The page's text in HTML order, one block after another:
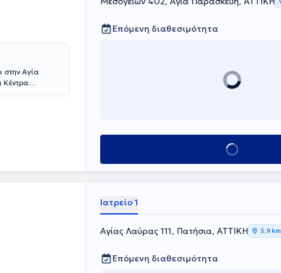
καθώς και στη
μυϊκής
(Hellenic
στην Αγία
Κέντρα
θεραπευτικών
Επόμενη διαθεσιμότητα
Κλείσε ραντεβού
Ιατρείο 1
Αγίας Λαύρας 111, Πατήσια, ΑΤΤΙΚΗ 5,9 km
Επόμενη διαθεσιμότητα